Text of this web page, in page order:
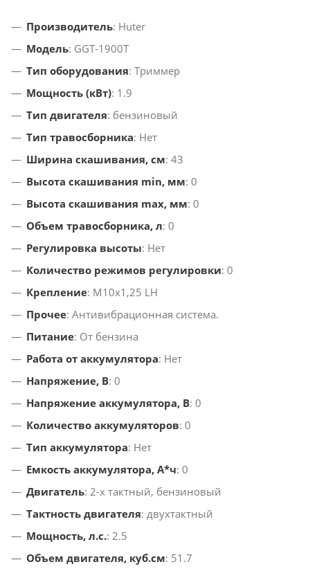
Производитель: Huter
Модель: GGT-1900T
Тип оборудования: Триммер
Мощность (кВт): 1.9
Тип двигателя: бензиновый
Тип травосборника: Нет
Ширина скашивания, см: 43
Высота скашивания min, мм: 0
Высота скашивания max, мм: 0
Объем травосборника, л: 0
Регулировка высоты: Нет
Количество режимов регулировки: 0
Крепление: М10х1,25 LH
Прочее: Антивибрационная система.
Питание: От бензина
Работа от аккумулятора: Нет
Напряжение, В: 0
Напряжение аккумулятора, В: 0
Количество аккумуляторов: 0
Тип аккумулятора: Нет
Емкость аккумулятора, А*ч: 0
Двигатель: 2-х тактный, бензиновый
Тактность двигателя: двухтактный
Мощность, л.с.: 2.5
Объем двигателя, куб.см: 51.7